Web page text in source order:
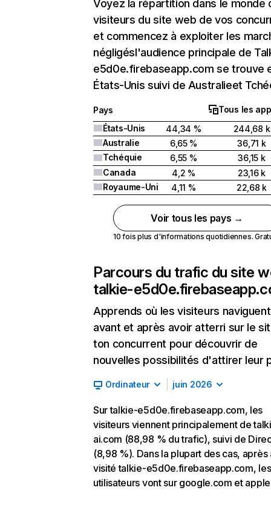
Voyez la répartition dans le monde
visiteurs du site web de vos
et commencez à exploiter les
négligésl'audience principale de
e5d0e.firebaseapp.com se trouve
États-Unis suivi de Australieet
Pays
Tous les
États-Unis
44,34 %
244,68 k
Australie
6,65 %
36,71 k
Tchéquie
6,55 %
36,15 k
Canada
4,2 %
23,16 k
Royaume-Uni
4,11 % 22,68 k
Voir tous les pays →
10 fois plus d'informations quotidiennes.
Parcours du trafic du site
talkie-
Apprends où les visiteurs naviguent
avant et après avoir atterri sur le
ton concurrent pour découvrir de
nouvelles possibilités d'attirer leur
Ordinateur juin 2026
Sur talkie-e5d0e.firebaseapp.com, les
visiteurs viennent principalement de
ai.com (88,98 % du trafic), suivi de
(8,98 %). Dans la plupart des cas, après
visité talkie-e5d0e.firebaseapp.com, les
utilisateurs vont sur google.com et